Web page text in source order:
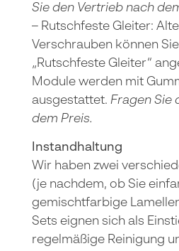
Sie den Vertrieb nach
– Rutschfeste Gleiter:
Verschrauben können
„Rutschfeste Gleiter“
Module werden mit
ausgestattet. Fragen Sie
dem Preis.
Instandhaltung
Wir haben zwei
(je nachdem, ob Sie
gemischtfarbige
Sets eignen sich als
regelmäßige Reinigung